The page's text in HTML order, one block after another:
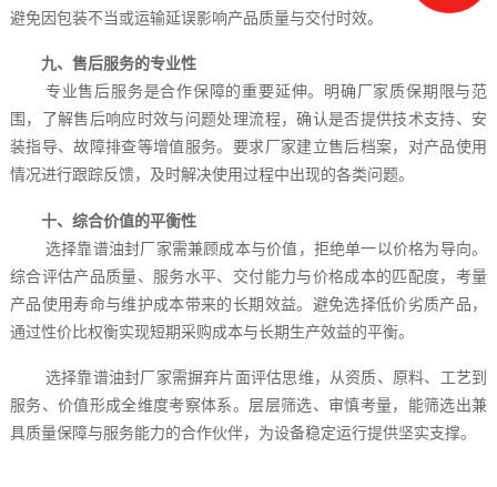
避免因包装不当或运输延误影响产品质量与交付时效。
九、售后服务的专业性
专业售后服务是合作保障的重要延伸。明确厂家质保期限与范
围，了解售后响应时效与问题处理流程，确认是否提供技术支持、安
装指导、故障排查等增值服务。要求厂家建立售后档案，对产品使用
情况进行跟踪反馈，及时解决使用过程中出现的各类问题。
十、综合价值的平衡性
选择靠谱油封厂家需兼顾成本与价值，拒绝单一以价格为导向。
综合评估产品质量、服务水平、交付能力与价格成本的匹配度，考量
产品使用寿命与维护成本带来的长期效益。避免选择低价劣质产品，
通过性价比权衡实现短期采购成本与长期生产效益的平衡。
选择靠谱油封厂家需摒弃片面评估思维，从资质、原料、工艺到
服务、价值形成全维度考察体系。层层筛选、审慎考量，能筛选出兼
具质量保障与服务能力的合作伙伴，为设备稳定运行提供坚实支撑。